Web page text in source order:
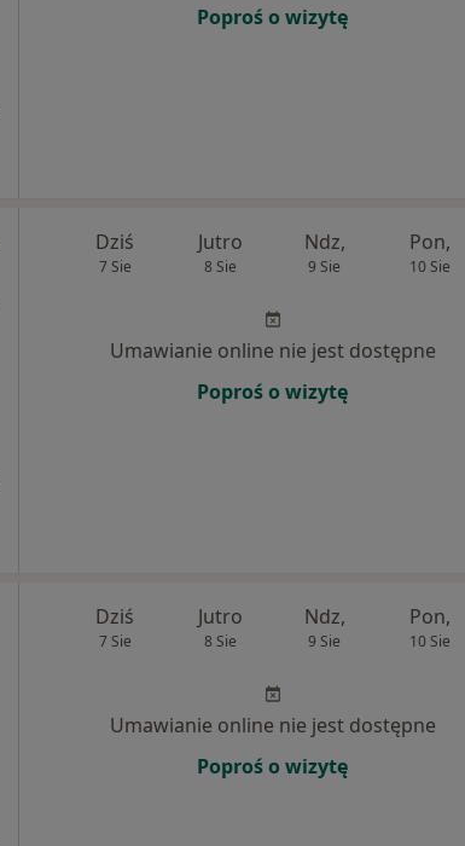
Poproś o wizytę
Dziś
7 Sie
Jutro
8 Sie
Ndz,
9 Sie
Pon,
10 Sie
Umawianie online nie jest dostępne
Poproś o wizytę
Dziś
7 Sie
Jutro
8 Sie
Ndz,
9 Sie
Pon,
10 Sie
Umawianie online nie jest dostępne
Poproś o wizytę